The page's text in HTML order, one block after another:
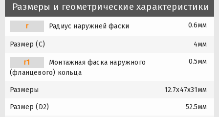
Размеры и геометрические характеристики
r Радиус наружней фаски 0.6мм
Размер (C) 4мм
r1
Монтажная фаска наружного
(фланцевого) кольца
0.5мм
Размеры 12.7x47x31мм
Размер (D2) 52.5мм